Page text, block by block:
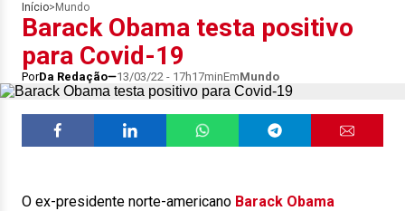
Início> Mundo
Barack Obama testa positivo
para Covid-19
PorDa Redação 13/03/22 - 17h17minEmMundo
O ex-presidente norte-americano Barack Obama